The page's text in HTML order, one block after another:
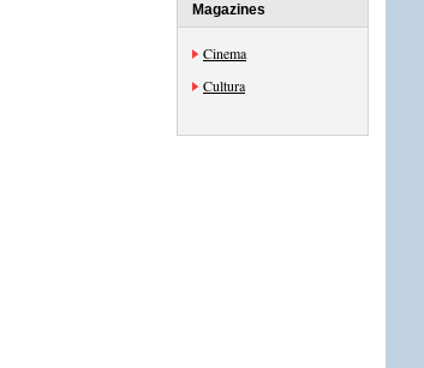
Magazines
Cinema
Cultura